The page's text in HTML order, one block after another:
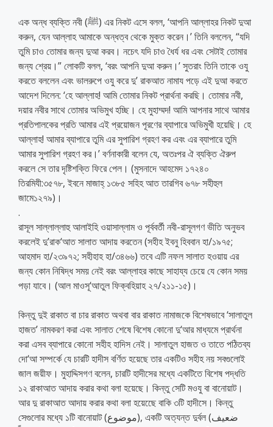
এক অন্ধ ব্যক্তি নবী (ﷺ) এর নিকট এসে বলল, ‘আপনি আল্লাহর নিকট দুআ
করুন, যেন আল্লাহ আমাকে অন্ধত্ব থেকে মুক্ত করেন।’ তিনি বললেন, “যদি
তুমি চাও তোমার জন্য দুআ করব। নচেৎ যদি চাও ধৈর্য ধর এবং সেটাই তোমার
জন্য শ্রেয়।” লোকটি বলল, ‘বরং আপনি দুআ করুন।’ সুতরাং তিনি তাকে ওযু
করতে বললেন এবং ভালরুপে ওযু করে দু’ রাকআত নামায পড়ে এই দুআ করতে
আদেশ দিলেন: ‘হে আল্লাহ! আমি তোমার নিকট প্রার্থনা করছি। তোমার নবী,
দয়ার নবীর সাথে তোমার অভিমুখ হচ্ছি। হে মুহাম্মদ! আমি আপনার সাথে আমার
প্রতিপালকের প্রতি আমার এই প্রয়োজন পূরণের ব্যাপারে অভিমুখী হয়েছি। হে
আল্লাহ! আমার ব্যাপারে তুমি এর সুপারিশ গ্রহণ কর এবং এর ব্যাপারে তুমি
আমার সুপারিশ গ্রহণ কর।’ বর্ণনাকারী বলেন যে, অতঃপর ঐ ব্যক্তি ঐরুপ
করলে সে তার দৃষ্টিশক্তি ফিরে পেল। (মুসনাদে আহমেদ ১৭২৪০
তিরমিযী:৩৫৭৮, ইবনে মাজাহ্‌ ১৩৮৫ সহিহ আত তারগিব ৬৭৮ সহীহুল
জামে১২৭৯)।
.
রাসূল সাল্লাল্লাহু আলাইহি ওয়াসাল্লাম ও পূর্ববর্তী নবী-রাসূলগণ ভীতি অনুভব
করলেই দু’রাক‘আত সালাত আদায় করতেন (সহীহ ইবনু হিববান হা/১৯৭৫;
আহমাদ হা/২৩৯৭২; সহীহাহ হা/৩৪৬৬) তবে এটি নফল সালাত হওয়ায় এর
জন্য কোন নিষিদ্ধ সময় নেই বরং আল্লাহর কাছে সাহায্য চেয়ে যে কোন সময়
পড়া যাবে। (আল মাওসূ‘আতুল ফিক্বহিয়াহ ২৭/২১১-১৫)।
কিন্তু দুই রাকাত বা চার রাকাত অথবা বার রাকাত নামাজকে বিশেষভাবে ‘সালাতুল
হাজত’ নামকরণ করা এবং সালাত শেষে বিশেষ কোনো দু‘আর মাধ্যমে প্রার্থনা
করা এসব ব্যাপারে কোনো সহীহ হাদিস নেই। সালাতুল হাজত ও তাতে পঠিতব্য
দো‘আ সম্পর্কে যে চারটি হাদীস বর্ণিত হয়েছে তার একটিও সহীহ নয় সবগুলোই
জাল জয়ীফ। মুহাদ্দিসগণ বলেন, চারটি হাদীসের মধ্যে একটিতে বিশেষ পদ্ধতি
১২ রাকাআত আদায় করার কথা বলা হয়েছে। কিন্তু সেটি মওযু বা বানোয়াট।
আর দু রাকাআত আদায় করার কথা বলা হয়েছেে বাকি ৩টি হাদীসে। কিন্তু
সেগুলোর মধ্যে ১টি বানোয়াট (موضوع), একটি অত্যন্ত দুর্বল (ضعيف